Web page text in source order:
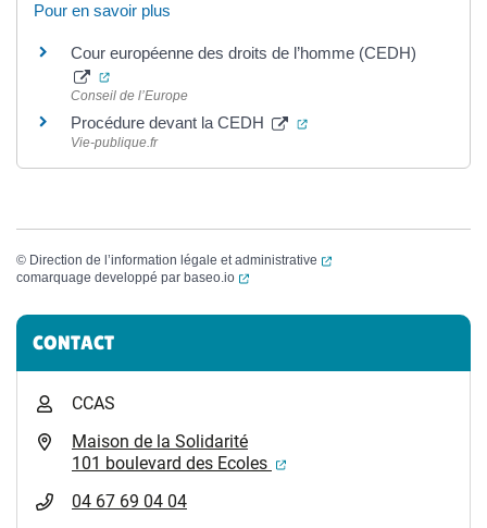
Pour en savoir plus
Cour européenne des droits de l’homme (CEDH)
(ouverture dans un nouvel onglet)
Conseil de l’Europe
Procédure devant la CEDH (ouverture dans un
Vie-publique.fr
© Direction de l’information légale et administrative
(ouverture dans un
comarquage developpé par baseo.io (ouverture dans un nouvel onglet)
Informations complémentaires
CONTACT
CCAS
Maison de la Solidarité
101 boulevard des Ecoles
(ouverture dans un
04 67 69 04 04